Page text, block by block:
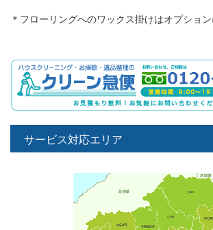
＊フローリングへのワックス掛けはオプショ
サービス対応エリア